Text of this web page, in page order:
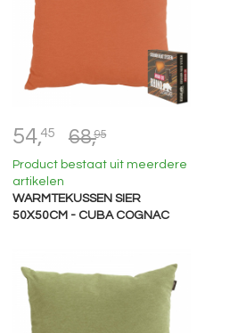
54,45 68,95
Product bestaat uit meerdere
artikelen
WARMTEKUSSEN SIER
50X50CM - CUBA COGNAC